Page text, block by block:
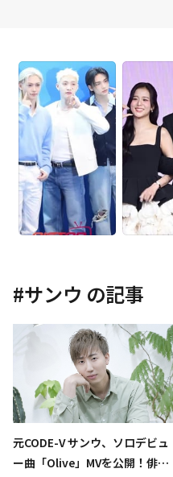
#サンウ の記事
元CODE-V サンウ、ソロデビュ
ー曲「Olive」MVを公開！俳優